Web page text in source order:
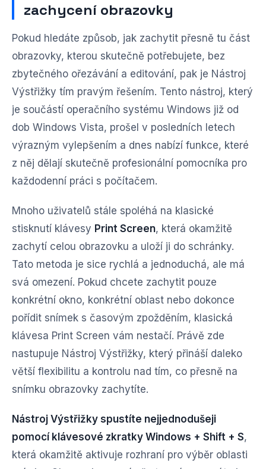
zachycení obrazovky
Pokud hledáte způsob, jak zachytit přesně tu část
obrazovky, kterou skutečně potřebujete, bez
zbytečného ořezávání a editování, pak je Nástroj
Výstřižky tím pravým řešením. Tento nástroj, který
je součástí operačního systému Windows již od
dob Windows Vista, prošel v posledních letech
výrazným vylepšením a dnes nabízí funkce, které
z něj dělají skutečně profesionální pomocníka pro
každodenní práci s počítačem.
Mnoho uživatelů stále spoléhá na klasické
stisknutí klávesy Print Screen, která okamžitě
zachytí celou obrazovku a uloží ji do schránky.
Tato metoda je sice rychlá a jednoduchá, ale má
svá omezení. Pokud chcete zachytit pouze
konkrétní okno, konkrétní oblast nebo dokonce
pořídit snímek s časovým zpožděním, klasická
klávesa Print Screen vám nestačí. Právě zde
nastupuje Nástroj Výstřižky, který přináší daleko
větší flexibilitu a kontrolu nad tím, co přesně na
snímku obrazovky zachytíte.
Nástroj Výstřižky spustíte nejjednodušeji
pomocí klávesové zkratky Windows + Shift + S,
která okamžitě aktivuje rozhraní pro výběr oblasti